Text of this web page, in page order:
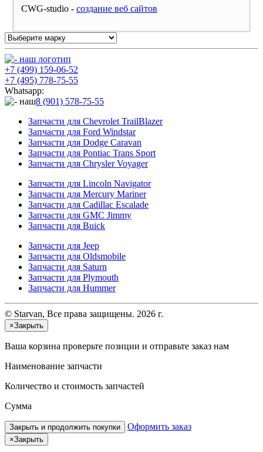
CWG-studio - cоздание веб сайтов
+7 (499) 159-06-52
+7 (495) 778-75-55
Whatsapp:
8 (901) 578-75-55
Запчасти для Chevrolet TrailBlazer
Запчасти для Ford Windstar
Запчасти для Dodge Caravan
Запчасти для Pontiac Trans Sport
Запчасти для Chrysler Voyager
Запчасти для Lincoln Navigator
Запчасти для Mercury Mariner
Запчасти для Cadillac Escalade
Запчасти для GMC Jimmy
Запчасти для Buick
Запчасти для Jeep
Запчасти для Oldsmobile
Запчасти для Saturn
Запчасти для Plymouth
Запчасти для Hummer
© Starvan, Все права защищены. 2026 г.
×Закрыть
Ваша корзина проверьте позиции и отправьте заказ нам
Наименование запчасти
Количество и стоимость запчастей
Сумма
Закрыть и продолжить покупки Оформить заказ
×Закрыть